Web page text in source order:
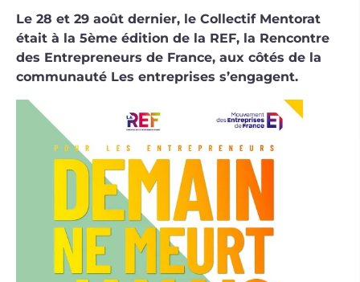
Le 28 et 29 août dernier, le Collectif Mentorat
était à la 5ème édition de la REF, la Rencontre
des Entrepreneurs de France, aux côtés de la
communauté Les entreprises s’engagent.